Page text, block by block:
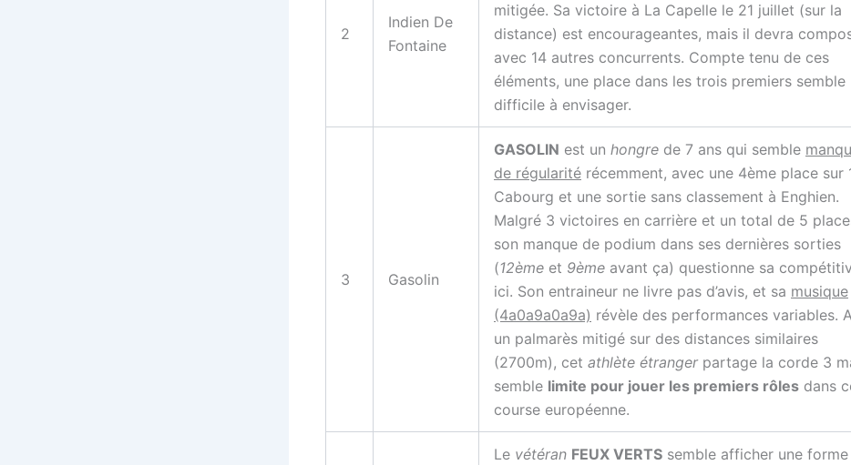
2
Indien De
Fontaine
mitigée. Sa victoire à La Capelle le 21 juillet (sur la
distance) est encourageantes, mais il devra
avec 14 autres concurrents. Compte tenu de ces
éléments, une place dans les trois premiers semble
difficile à envisager.
3 Gasolin
GASOLIN est un hongre de 7 ans qui semble
de régularité récemment, avec une 4ème place sur
Cabourg et une sortie sans classement à Enghien.
Malgré 3 victoires en carrière et un total de 5
son manque de podium dans ses dernières sorties
(12ème et 9ème avant ça) questionne sa
ici. Son entraineur ne livre pas d’avis, et sa musique
(4a0a9a0a9a) révèle des performances variables.
un palmarès mitigé sur des distances similaires
(2700m), cet athlète étrangerpartage la corde 3
semble limite pour jouer les premiers rôles dans
course européenne.
Le vétéran FEUX VERTS semble afficher une forme